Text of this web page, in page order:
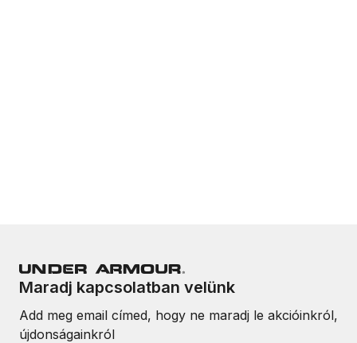
Maradj kapcsolatban velünk
Add meg email címed, hogy ne maradj le akcióinkról,
újdonságainkról